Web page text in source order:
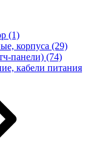
(1)
корпуса (29)
панели) (74)
кабели питания